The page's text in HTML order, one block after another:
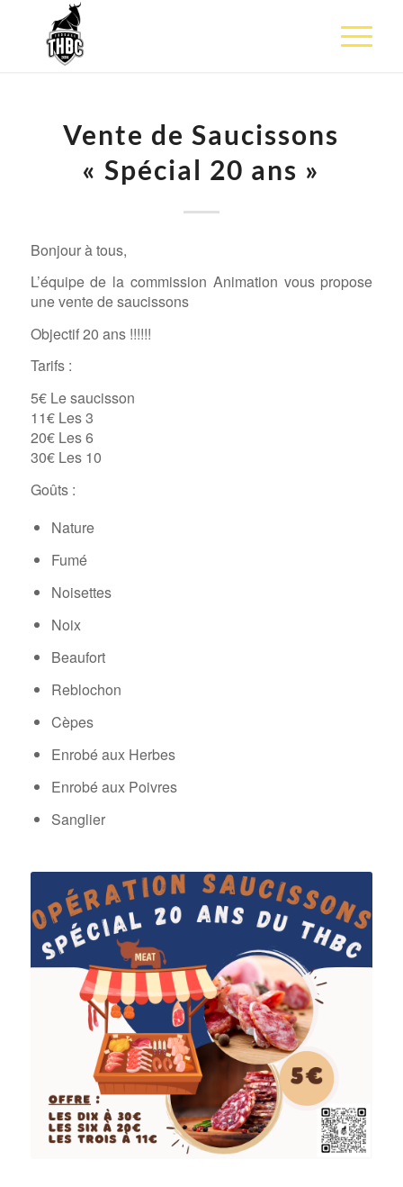
Vente de Saucissons
« Spécial 20 ans »
Bonjour à tous,
L’équipe de la commission Animation vous propose
une vente de saucissons
Objectif 20 ans !!!!!!
Tarifs :
5€ Le saucisson
11€ Les 3
20€ Les 6
30€ Les 10
Goûts :
Nature
Fumé
Noisettes
Noix
Beaufort
Reblochon
Cèpes
Enrobé aux Herbes
Enrobé aux Poivres
Sanglier